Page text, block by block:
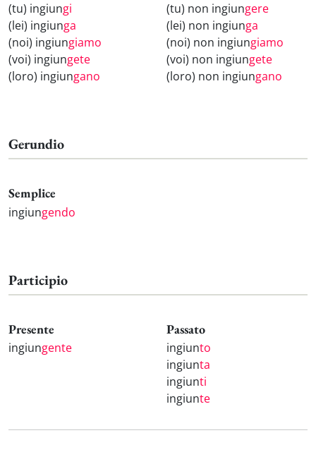
(tu) ingiungi
(lei) ingiunga
(noi) ingiungiamo
(voi) ingiungete
(loro) ingiungano
(tu) non ingiungere
(lei) non ingiunga
(noi) non ingiungiamo
(voi) non ingiungete
(loro) non ingiungano
Gerundio
Semplice
ingiungendo
Participio
Presente
ingiungente
Passato
ingiunto
ingiunta
ingiunti
ingiunte